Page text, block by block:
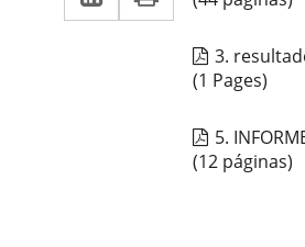
aplicación
externa.externa.
a
aplicación
externa.
3.
(1 Pages)
5.
(12 páginas)